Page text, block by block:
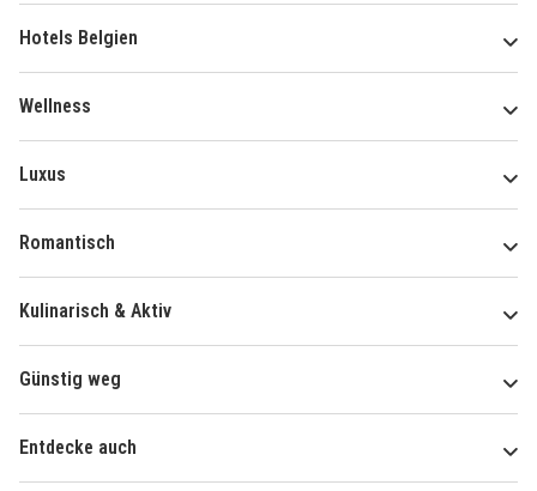
Hotels Belgien
Wellness
Luxus
Romantisch
Kulinarisch & Aktiv
Günstig weg
Entdecke auch